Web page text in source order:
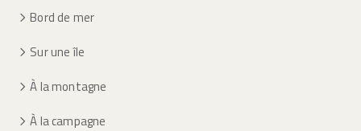
Bord de mer
Sur une île
À la montagne
À la campagne